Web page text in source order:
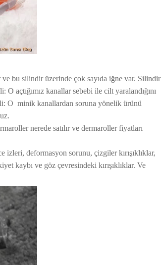
bu silindir üzerinde çok sayıda iğne var.
açtığımız kanallar sebebi ile cilt yaralandığını
O minik kanallardan soruna yönelik ürünü
nerede satılır ve dermaroller fiyatları
deformasyon sorunu, çizgiler kırışıklıklar,
kaybı ve göz çevresindeki kırışıklıklar. Ve